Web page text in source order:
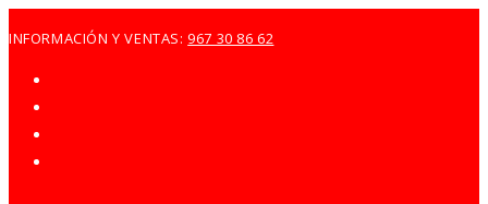
al
contenido
INFORMACIÓN Y VENTAS:967 30 86 62